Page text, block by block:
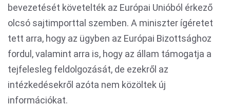
bevezetését követelték az Európai Unióból érkező
olcsó sajtimporttal szemben. A miniszter ígéretet
tett arra, hogy az ügyben az Európai Bizottsághoz
fordul, valamint arra is, hogy az állam támogatja a
tejfelesleg feldolgozását, de ezekről az
intézkedésekről azóta nem közöltek új
információkat.